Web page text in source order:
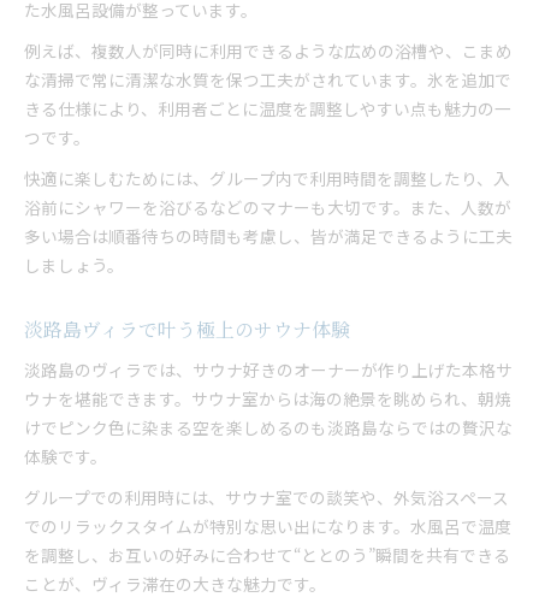
た水風呂設備が整っています。
例えば、複数人が同時に利用できるような広めの浴槽や、こまめ
な清掃で常に清潔な水質を保つ工夫がされています。氷を追加で
きる仕様により、利用者ごとに温度を調整しやすい点も魅力の一
つです。
快適に楽しむためには、グループ内で利用時間を調整したり、入
浴前にシャワーを浴びるなどのマナーも大切です。また、人数が
多い場合は順番待ちの時間も考慮し、皆が満足できるように工夫
しましょう。
淡路島ヴィラで叶う極上のサウナ体験
淡路島のヴィラでは、サウナ好きのオーナーが作り上げた本格サ
ウナを堪能できます。サウナ室からは海の絶景を眺められ、朝焼
けでピンク色に染まる空を楽しめるのも淡路島ならではの贅沢な
体験です。
グループでの利用時には、サウナ室での談笑や、外気浴スペース
でのリラックスタイムが特別な思い出になります。水風呂で温度
を調整し、お互いの好みに合わせて“ととのう”瞬間を共有できる
ことが、ヴィラ滞在の大きな魅力です。